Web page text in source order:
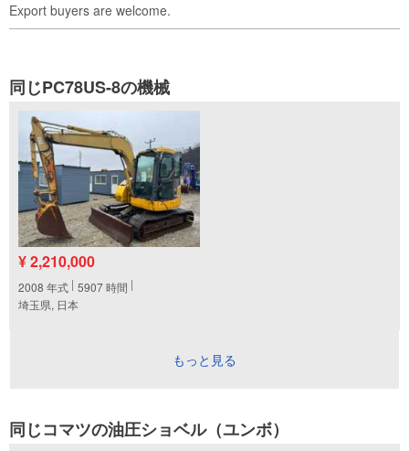
Export buyers are welcome.
同じPC78US-8の機械
¥ 2,210,000
2008 年式 5907時間
埼玉県, 日本
もっと見る
同じコマツの油圧ショベル（ユンボ）